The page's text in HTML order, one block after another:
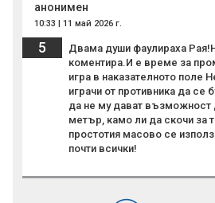
анонимен
10:33 | 11 май 2026 г.
5
Двама души фаулираха
коментира.И е време за
игра в наказателното поле
играчи от противника да се
да не му дават
метър, камо ли да скочи за
простотия масово се
почти всички!